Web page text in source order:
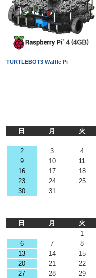
TURTLEBOT3 Waffle Pi
日
月 火
2
3 4
9
10 11
16
17 18
23
24 25
30
31
日
月 火
1
6
7 8
13
14 15
20
21 22
27
28 29